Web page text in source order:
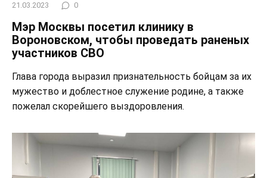
21.03.2023 0
Мэр Москвы посетил клинику в
Вороновском, чтобы проведать раненых
участников СВО
Глава города выразил признательность бойцам за их
мужество и доблестное служение родине, а также
пожелал скорейшего выздоровления.